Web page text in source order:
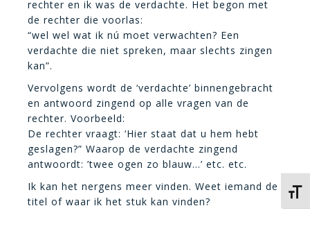
rechter en ik was de verdachte. Het begon met
de rechter die voorlas:
“wel wel wat ik nú moet verwachten? Een
verdachte die niet spreken, maar slechts zingen
kan”.
Vervolgens wordt de ‘verdachte’ binnengebracht
en antwoord zingend op alle vragen van de
rechter. Voorbeeld:
De rechter vraagt: ‘Hier staat dat u hem hebt
geslagen?” Waarop de verdachte zingend
antwoordt: ’twee ogen zo blauw…’ etc. etc.
Ik kan het nergens meer vinden. Weet iemand de
titel of waar ik het stuk kan vinden?